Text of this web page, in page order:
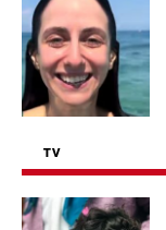
TV